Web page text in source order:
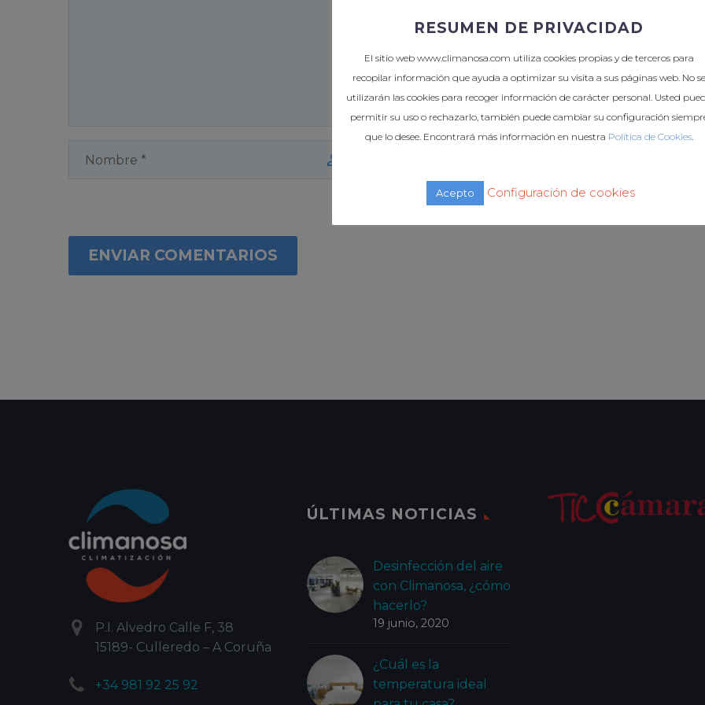
ENVIAR COMENTARIOS


P.I. Alvedro Calle F, 38
15189- Culleredo – A Coruña

 +34 981 92 25 92
ÚLTIMAS NOTICIAS
Desinfección del aire
con Climanosa, ¿cómo
hacerlo?
19 junio, 2020
¿Cuál es la
temperatura ideal
RESUMEN DE PRIVACIDAD
El sitio web www.climanosa.com utiliza cookies propias y de terceros para
recopilar información que ayuda a optimizar su visita a sus páginas web. No se
utilizarán las cookies para recoger información de carácter personal. Usted
permitir su uso o rechazarlo, también puede cambiar su configuración
que lo desee. Encontrará más información en nuestra Política de Cookies.
Acepto Configuración de cookies